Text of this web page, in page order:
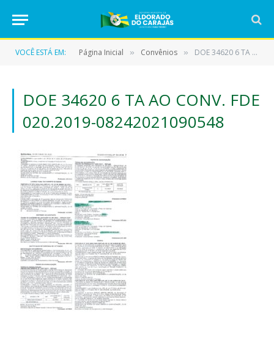
VOCÊ ESTÁ EM: Página Inicial » Convênios » DOE 34620 6 TA AO CONV. FDE 020.2019-08242021090548
DOE 34620 6 TA AO CONV. FDE
020.2019-08242021090548